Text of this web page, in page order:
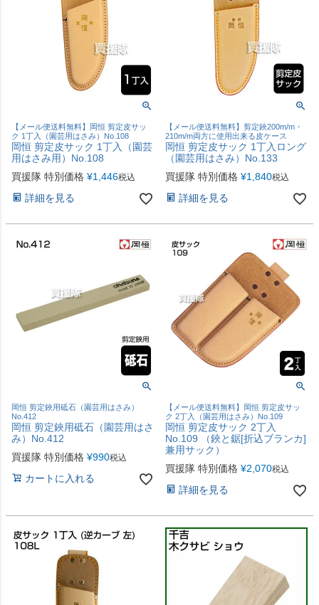
【メール便送料無料】岡恒 剪定皮サッ
ク 1丁入（園芸用はさみ）No.108
岡恒 剪定皮サック 1丁入（園芸
用はさみ用）No.108
買援隊 特別価格 ¥1,446税込
詳細を見る
【メール便送料無料】剪定鋏200m/m・
210m/m両方に使用出来る皮ケース
岡恒 剪定皮サック 1丁入ロング
（園芸用はさみ）No.133
買援隊 特別価格 ¥1,840税込
詳細を見る
岡恒 剪定鋏用砥石（園芸用はさみ）
No.412
岡恒 剪定鋏用砥石（園芸用はさ
み）No.412
買援隊 特別価格 ¥990税込
カートに入れる
【メール便送料無料】岡恒 剪定皮サッ
ク 2丁入（園芸用はさみ）No.109
岡恒 剪定皮サック 2丁入
No.109 （鋏と鋸[折込ブランカ]
兼用サック）
買援隊 特別価格 ¥2,070税込
詳細を見る